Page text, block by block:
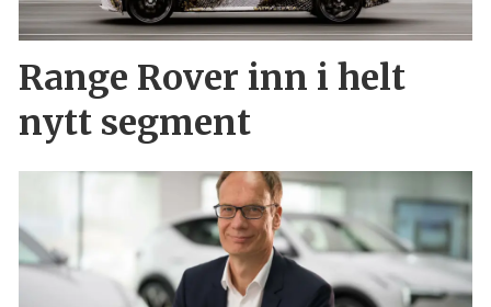
Range Rover inn i helt
nytt segment